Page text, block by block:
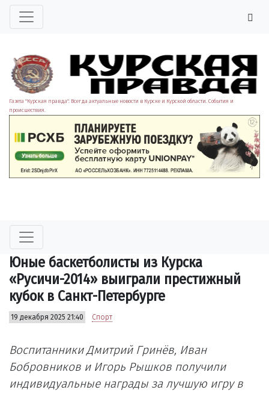
Газета "Курская правда". Всегда актуальные новости в Курске и Курской области. События и
происшествия.
Юные баскетболисты из Курска
«Русичи-2014» выиграли престижный
кубок в Санкт-Петербурге
19 декабря 2025 21:40 Спорт
Воспитанники Дмитрий Гринёв, Иван
Бобровников и Игорь Рышков получили
индивидуальные награды за лучшую игру в